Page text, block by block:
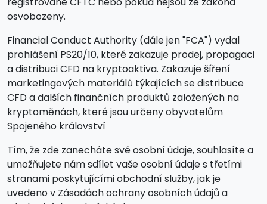
osvobozeny.
Financial Conduct Authority (dále jen "FCA") vydal
prohlášení PS20/10, které zakazuje prodej, propagaci
a distribuci CFD na kryptoaktiva. Zakazuje šíření
marketingových materiálů týkajících se distribuce
CFD a dalších finančních produktů založených na
kryptoměnách, které jsou určeny obyvatelům
Spojeného království
Tím, že zde zanecháte své osobní údaje, souhlasíte a
umožňujete nám sdílet vaše osobní údaje s třetími
stranami poskytujícími obchodní služby, jak je
uvedeno v Zásadách ochrany osobních údajů a